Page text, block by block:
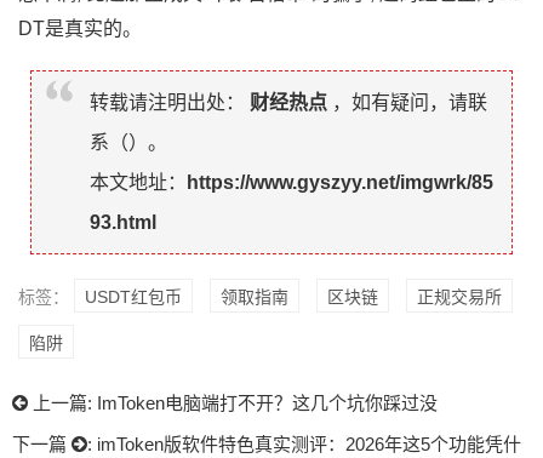
DT是真实的。
转载请注明出处： 财经热点 ，如有疑问，请联
系（）。
本文地址：
https://www.gyszyy.net/imgwrk/85
93.html
标签： USDT红包币 领取指南 区块链 正规交易所
陷阱
上一篇: ImToken电脑端打不开？这几个坑你踩过没
下一篇
: imToken版软件特色真实测评：2026年这5个功能凭什